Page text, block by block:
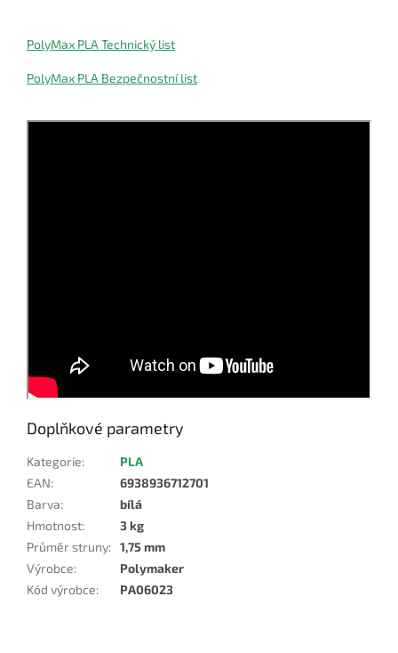
PolyMax PLA Technický list
PolyMax PLA Bezpečnostní list
Doplňkové parametry
Kategorie:
PLA
EAN:
6938936712701
Barva:
bílá
Hmotnost:
3 kg
Průměr struny: 1,75 mm
Výrobce:
Polymaker
Kód výrobce: PA06023